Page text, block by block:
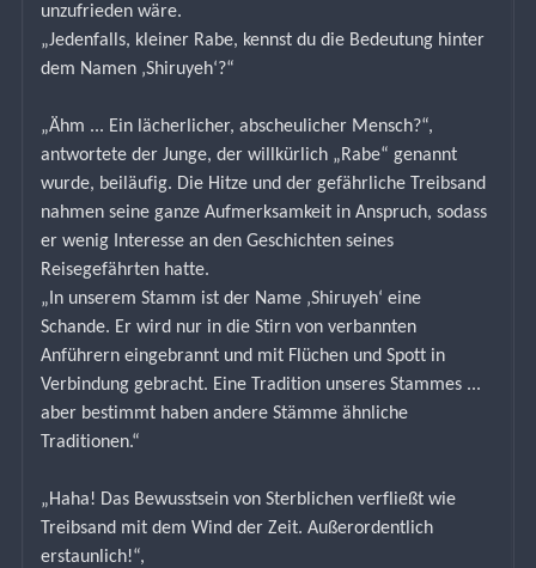
unzufrieden wäre.
„Jedenfalls, kleiner Rabe, kennst du die Bedeutung hinter
dem Namen ‚Shiruyeh‘?“
„Ähm ... Ein lächerlicher, abscheulicher Mensch?“,
antwortete der Junge, der willkürlich „Rabe“ genannt
wurde, beiläufig. Die Hitze und der gefährliche Treibsand
nahmen seine ganze Aufmerksamkeit in Anspruch, sodass
er wenig Interesse an den Geschichten seines
Reisegefährten hatte.
„In unserem Stamm ist der Name ‚Shiruyeh‘ eine
Schande. Er wird nur in die Stirn von verbannten
Anführern eingebrannt und mit Flüchen und Spott in
Verbindung gebracht. Eine Tradition unseres Stammes ...
aber bestimmt haben andere Stämme ähnliche
Traditionen.“
„Haha! Das Bewusstsein von Sterblichen verfließt wie
Treibsand mit dem Wind der Zeit. Außerordentlich
erstaunlich!“,